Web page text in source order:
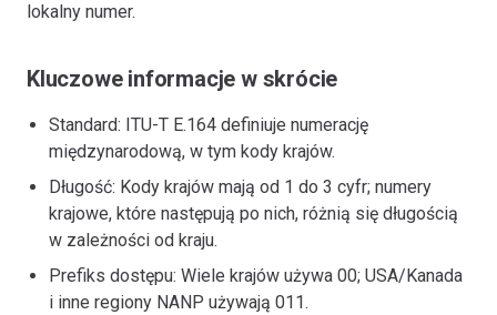
lokalny numer.
Kluczowe informacje w skrócie
Standard: ITU-T E.164 definiuje numerację
międzynarodową, w tym kody krajów.
Długość: Kody krajów mają od 1 do 3 cyfr; numery
krajowe, które następują po nich, różnią się długością
w zależności od kraju.
Prefiks dostępu: Wiele krajów używa 00; USA/Kanada
i inne regiony NANP używają 011.